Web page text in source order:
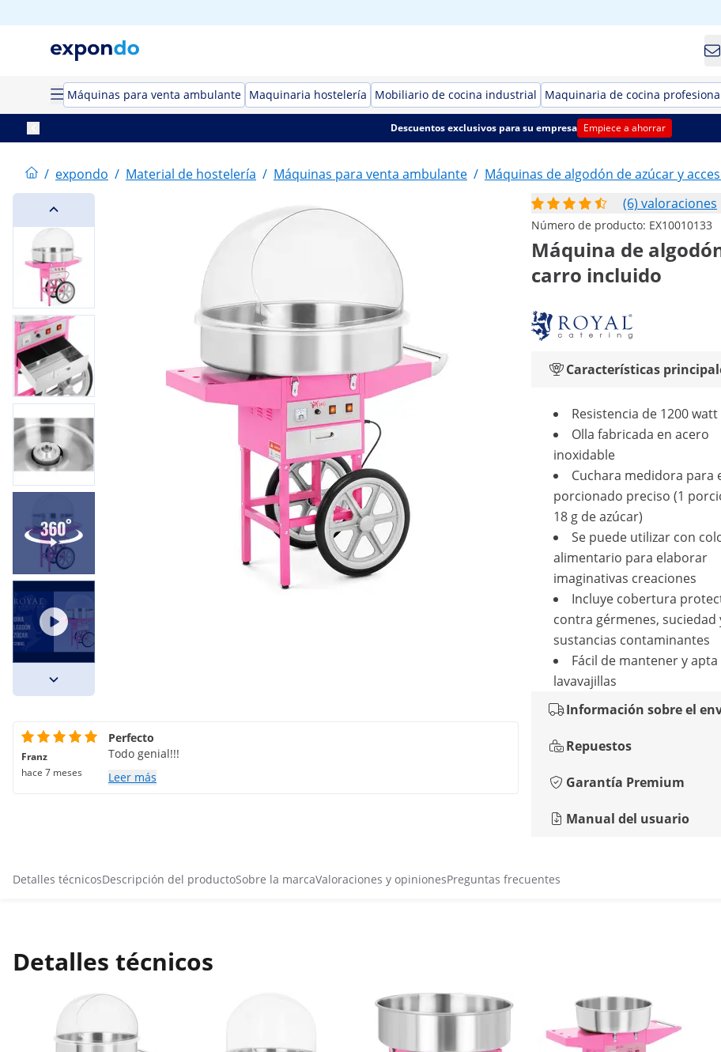
Máquinas para venta ambulante Maquinaria hostelería Mobiliario de cocina industrial Maquinaria de cocina
Descuentos exclusivos para su empresa Empiece a ahorrar
/ expondo / Material de hostelería / Máquinas para venta ambulante / Máquinas de algodón de azúcar y
(6) valoraciones
Número de producto: EX10010133
Máquina de
carro incluido
Características
Resistencia de 1200 watt
Olla fabricada en acero
inoxidable
Cuchara medidora para
porcionado preciso (1
18 g de azúcar)
Se puede utilizar con
alimentario para elaborar
imaginativas creaciones
Incluye cobertura
contra gérmenes, suciedad
sustancias contaminantes
Fácil de mantener y
lavavajillas
Información sobre el
Repuestos
Garantía Premium
Manual del usuario
Franz
hace 7 meses
Perfecto
Todo genial!!!
Leer más
Detalles técnicosDescripción del productoSobre la marcaValoraciones y opinionesPreguntas frecuentes
Detalles técnicos